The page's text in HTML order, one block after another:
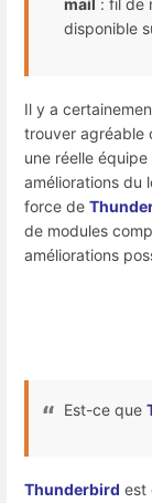
mail : fil de
disponible
Il y a
trouver agréable
une réelle
améliorations du
force de
de modules
améliorations
Est-ce que
Thunderbird est